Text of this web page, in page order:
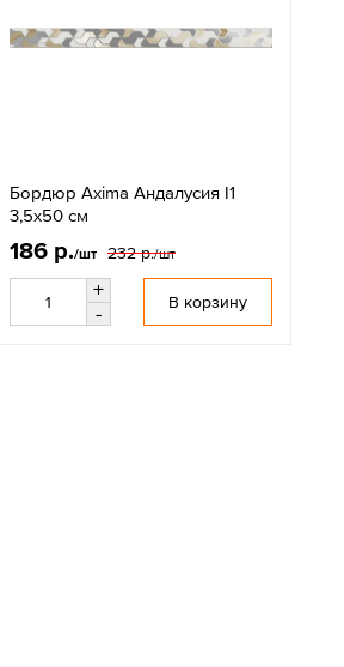
Бордюр Axima Андалусия I1
3,5x50 см
186 р./шт 232 р./шт
+
-
В корзину